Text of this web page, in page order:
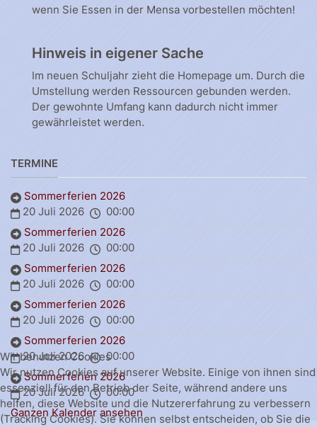
wenn Sie Essen in der Mensa vorbestellen möchten!
Hinweis in eigener Sache
Im neuen Schuljahr zieht die Homepage um. Durch die
Umstellung werden Ressourcen gebunden werden.
Der gewohnte Umfang kann dadurch nicht immer
gewährleistet werden.
TERMINE
Sommerferien 2026
20 Juli 2026
00:00
Sommerferien 2026
20 Juli 2026
00:00
Sommerferien 2026
20 Juli 2026
00:00
Sommerferien 2026
20 Juli 2026
00:00
Sommerferien 2026
20 Juli 2026
00:00
Sommerferien 2026
20 Juli 2026
00:00
Ganzen Kalender ansehen
Wir benutzen Cookies
Wir nutzen Cookies auf unserer Website. Einige von ihnen sind
essenziell für den Betrieb der Seite, während andere uns
helfen, diese Website und die Nutzererfahrung zu verbessern
(Tracking Cookies). Sie können selbst entscheiden, ob Sie die